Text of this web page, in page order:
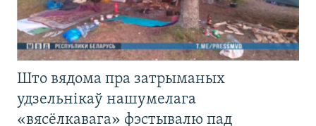
Што вядома пра затрыманых
удзельнікаў нашумелага
«вясёлкавага» фэстывалю пад